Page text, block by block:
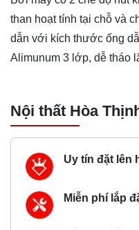
than hoạt tính tại chỗ và
dẫn với kích thước ống
Alimunum 3 lớp, dễ tháo
Nội thất Hòa
Uy tín đặt lên
Miễn phí lắp